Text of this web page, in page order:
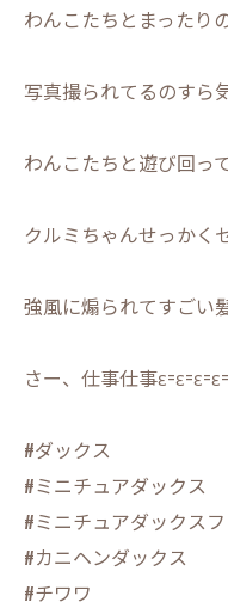
わんこたちとまったり
写真撮られてるのすら
わんこたちと遊び回
クルミちゃんせっかく
強風に煽られてすごい
さー、仕事仕事
#ダックス
#ミニチュアダックス
#ミニチュアダックス
#カニヘンダックス
#チワワ